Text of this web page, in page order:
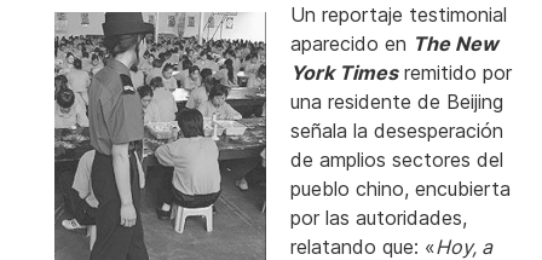
Un reportaje testimonial
aparecido en The New
York Timesremitido por
una residente de Beijing
señala la desesperación
de amplios sectores del
pueblo chino, encubierta
por las autoridades,
relatando que: «Hoy, a